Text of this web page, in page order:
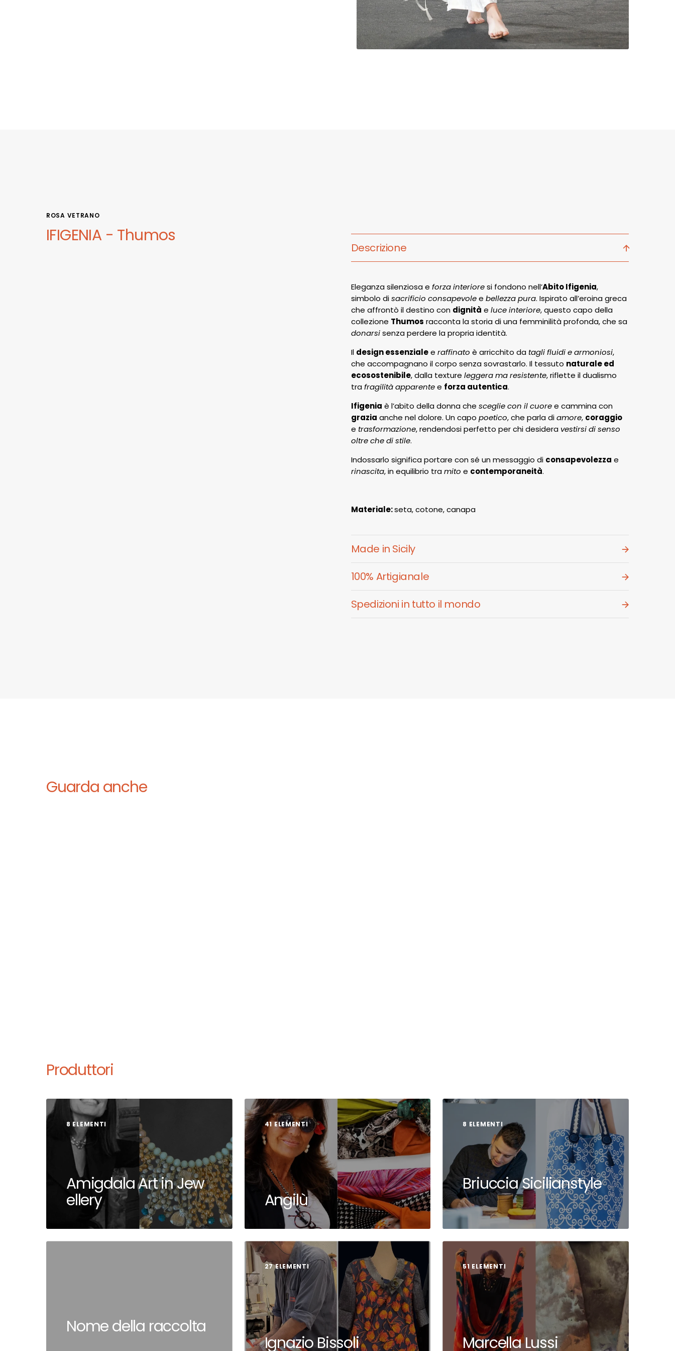
ROSA VETRANO
IFIGENIA - Thumos
Descrizione
Eleganza silenziosa e forza interioresi fondono nell’Abito Ifigenia,
simbolo disacrificio consapevolee bellezza pura. Ispirato all’eroina greca
che affrontò il destino con dignità e luce interiore, questo capo della
collezione Thumos racconta la storia di una femminilità profonda, che sa
donarsisenza perdere la propria identità.
Il design essenzialee raffinato è arricchito da tagli fluidi e armoniosi,
che accompagnano il corpo senza sovrastarlo. Il tessuto naturale ed
ecosostenibile, dalla texture leggera ma resistente, riflette il dualismo
trafragilità apparentee forza autentica.
Ifigenia è l’abito della donna che sceglie con il cuoree cammina con
grazia anche nel dolore. Un capo poetico, che parla diamore, coraggio
e trasformazione, rendendosi perfetto per chi desidera vestirsi di senso
oltre che di stile.
Indossarlo significa portare con sé un messaggio di consapevolezza e
rinascita, in equilibrio tramito e contemporaneità.
Materiale:seta, cotone, canapa
Made in Sicily
100% Artigianale
Spedizioni in tutto il mondo
Guarda anche
Produttori
8 ELEMENTI
Amigdala Art in Jew
ellery
41 ELEMENTI
Angilù
8 ELEMENTI
Briuccia Sicilianstyle
Nome della raccolta
27 ELEMENTI
Ignazio Bissoli
51 ELEMENTI
Marcella Lussi